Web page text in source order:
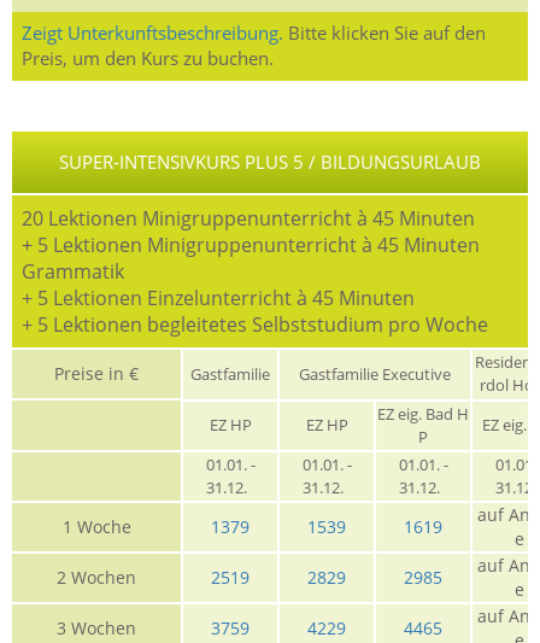
Zeigt Unterkunftsbeschreibung. Bitte klicken Sie auf den
Preis, um den Kurs zu buchen.
SUPER-INTENSIVKURS PLUS 5 / BILDUNGSURLAUB
20 Lektionen Minigruppenunterricht à 45 Minuten
+ 5 Lektionen Minigruppenunterricht à 45 Minuten
Grammatik
+ 5 Lektionen Einzelunterricht à 45 Minuten
+ 5 Lektionen begleitetes Selbststudium pro Woche
Preise in € Gastfamilie Gastfamilie Executive
rdol
EZ HP
EZ HP
EZ eig. Bad H
P
EZ eig.
01.01. -
31.12.
01.01. -
31.12.
01.01. -
31.12.
01.01.
1 Woche 1379 1539 1619
auf
e
2 Wochen
2519 2829 2985
auf
e
3 Wochen
3759 4229 4465
auf